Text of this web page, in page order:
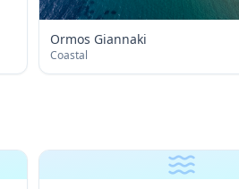
Ormos Giannaki
Coastal